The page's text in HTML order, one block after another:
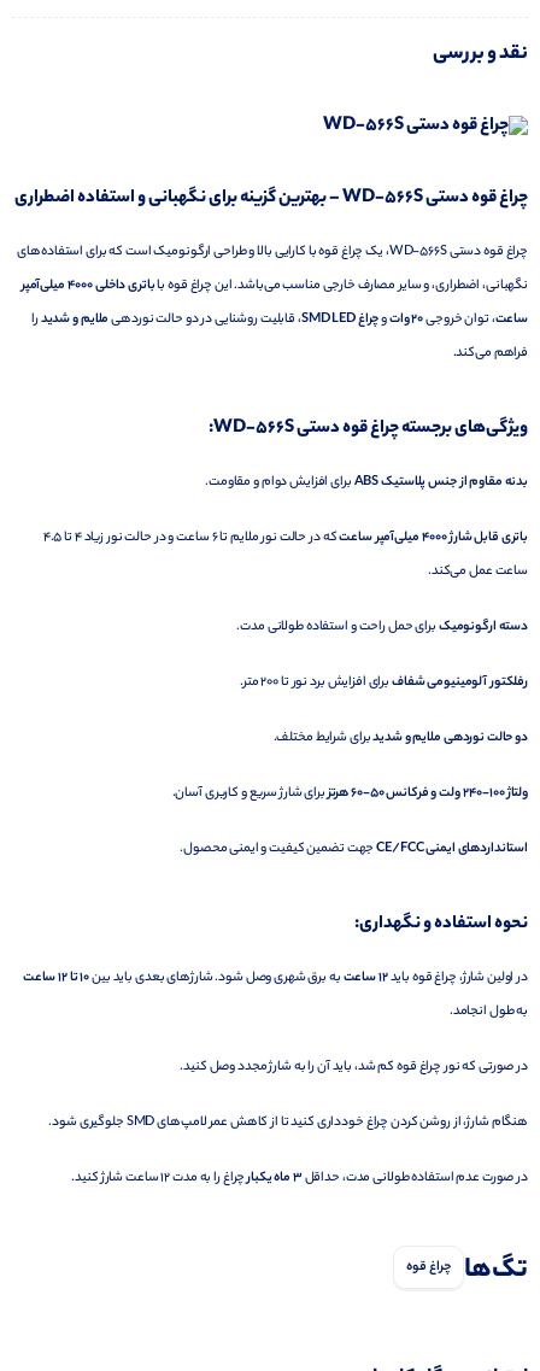
نقد و بررسی
چراغ قوه دستی WD-566S – بهترینگزینهبراینگهبانیواستفادهاضطراری
چراغ قوه دستی WD-566S، یکچراغقوهباکاراییبالاوطراحیارگونومیکاستکهبرایاستفاده‌های
نگهبانی،اضطراری،وسایرمصارفخارجیمناسبمی‌باشد.اینچراغقوهباباتریداخلی4000میلی‌آمپر
ساعت،توانخروجی20واتوچراغ SMDLED ،قابلیتروشناییدردوحالتنوردهیملایموشدیدرا
فراهممی‌کند.
ویژگی‌هایبرجسته چراغ قوه دستی WD-566S :
بدنهمقاومازجنسپلاستیکABSبرایافزایشدوامومقاومت.
باتریقابلشارژ4000میلی‌آمپرساعتکهدرحالتنورملایمتا6ساعتودرحالتنورزیاد4تا4.5
ساعتعملمی‌کند.
دستهارگونومیکبرایحملراحتواستفادهطولانیمدت.
رفلکتورآلومینیومیشفافبرایافزایشبردنورتا200متر.
دوحالتنوردهیملایموشدیدبرایشرایطمختلف.
ولتاژ100-
240ولتوفرکانس50-
60هرتزبرایشارژسریعوکاربریآسان.
استانداردهایایمنی CE/FCC جهتتضمینکیفیتوایمنیمحصول.
نحوهاستفادهونگهداری:
دراولینشارژ،چراغقوهباید12ساعتبهبرقشهریوصلشود.شارژهایبعدیبایدبین10تا12ساعت
بهطولانجامد.
درصورتیکهنورچراغقوهکمشد،بایدآنرابهشارژمجددوصلکنید.
هنگامشارژ،ازروشنکردنچراغخودداریکنیدتاازکاهشعمرلامپ‌هایSMDجلوگیریشود.
درصورتعدماستفادهطولانیمدت،حداقل3ماهیکبارچراغرابهمدت12ساعتشارژکنید.
تگ‌ها چراغ قوه